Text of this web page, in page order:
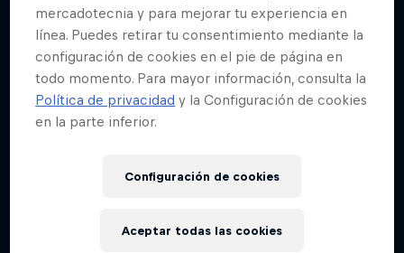
mercadotecnia y para mejorar tu experiencia en
línea. Puedes retirar tu consentimiento mediante la
configuración de cookies en el pie de página en
todo momento. Para mayor información, consulta la
Política de privacidad y la Configuración de cookies
en la parte inferior.
Configuración de cookies
Aceptar todas las cookies